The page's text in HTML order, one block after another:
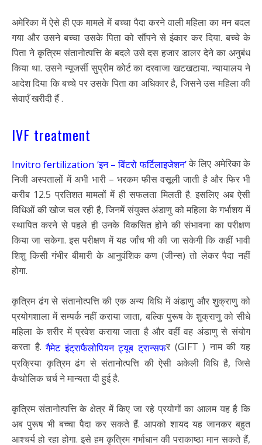
अमेरिका में ऐसे ही एक मामले में बच्चा पैदा करने वाली महिला का मन बदल
गया और उसने बच्चा उसके पिता को सौंपने से इंकार कर दिया. बच्चे के
पिता ने कृत्रिम संतानोत्पत्ति के बदले उसे दस हजार डालर देने का अनुबंध
किया था. उसने न्यूजर्सी सुप्रीम कोर्ट का दरवाजा खटखटाया. न्यायालय ने
आदेश दिया कि बच्चे पर उसके पिता का अधिकार है, जिसने उस महिला की
सेवाएँ खरीदी हैं .
IVF treatment
Invitro fertilization ‘इन – विंटरो फर्टिलाइजेशन’के लिए अमेरिका के
निजी अस्पतालों में अभी भारी – भरकम फीस वसूली जाती है और फिर भी
करीब 12.5 प्रतिशत मामलों में ही सफलता मिलती है. इसलिए अब ऐसी
विधिओं की खोज चल रही है, जिनमें संयुक्त अंडाणु को महिला के गर्भाशय में
स्थापित करने से पहले ही उनके विकसित होने की संभावना का परीक्षण
किया जा सकेगा. इस परीक्षण में यह जाँच भी की जा सकेगी कि कहीं भावी
शिशु किसी गंभीर बीमारी के आनुवंशिक कण (जीन्स) तो लेकर पैदा नहीं
होगा.
कृत्रिम ढंग से संतानोत्पत्ति की एक अन्य विधि में अंडाणु और शुक्राणु को
प्रयोगशाला में सम्पर्क नहीं कराया जाता, बल्कि पुरूष के शुक्राणु को सीधे
महिला के शरीर में प्रवेश कराया जाता है और वहीं वह अंडाणु से संयोग
करता है.गैमेट इंट्राफैलोपियन ट्यूब ट्रान्सफर (GIFT ) नाम की यह
प्रक्रिया कृत्रिम ढंग से संतानोत्पत्ति की ऐसी अकेली विधि है, जिसे
कैथोलिक चर्च ने मान्यता दी हुई है.
कृत्रिम संतानोत्पत्ति के क्षेत्र में किए जा रहे प्रयोगों का आलम यह है कि
अब पुरूष भी बच्चा पैदा कर सकते हैं. आपको शायद यह जानकर बहुत
आश्चर्य हो रहा होगा. इसे हम कृत्रिम गर्भाधान की पराकाष्ठा मान सकते हैं,